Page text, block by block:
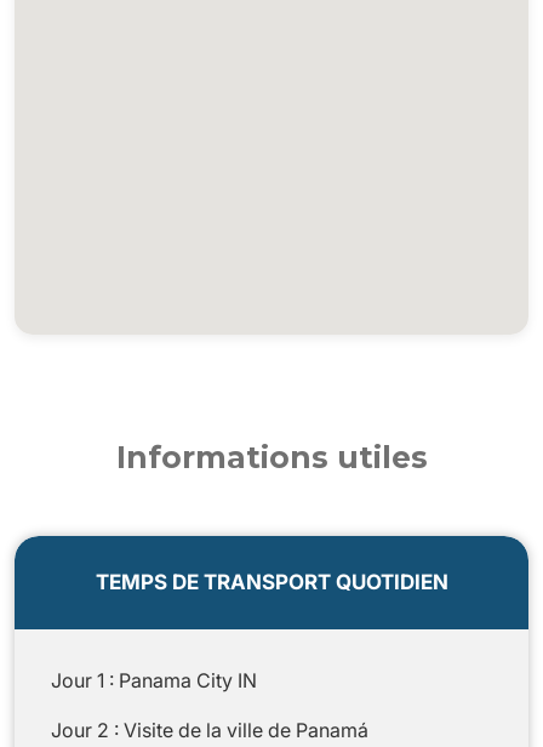
Informations utiles
TEMPS DE TRANSPORT QUOTIDIEN
Jour 1 : Panama City IN
Jour 2 : Visite de la ville de Panamá